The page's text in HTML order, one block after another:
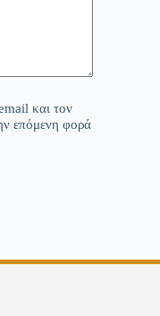
και τον
επόμενη φορά